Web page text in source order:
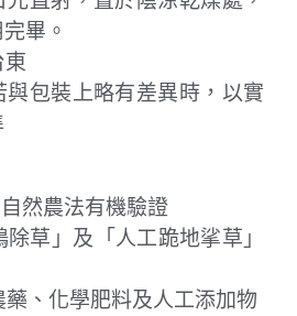
畢。
包裝上略有差異時，以實
然農法有機驗證
草」及「人工跪地挲草」
、化學肥料及人工添加物